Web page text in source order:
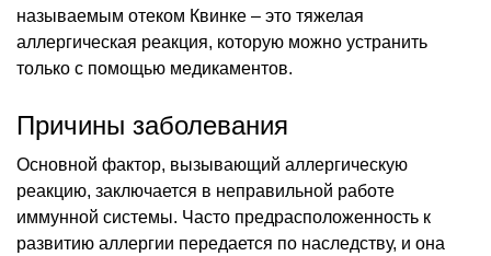
называемым отеком Квинке – это тяжелая
аллергическая реакция, которую можно устранить
только с помощью медикаментов.
Причины заболевания
Основной фактор, вызывающий аллергическую
реакцию, заключается в неправильной работе
иммунной системы. Часто предрасположенность к
развитию аллергии передается по наследству, и она